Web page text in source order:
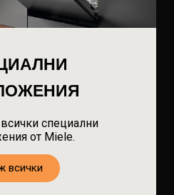
специални
от Miele.
всички